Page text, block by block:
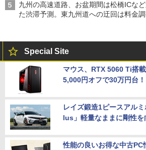
九州の高速道路、お盆期間は松橋ICな
た渋滞予測。東九州道への迂回は料金
Special Site
マウス、RTX 5060 Ti搭
5,000円オフで30万円台！
レイズ鍛造1ピースアル
lus」軽量なままに剛性を
性能の良いお得な中古PC